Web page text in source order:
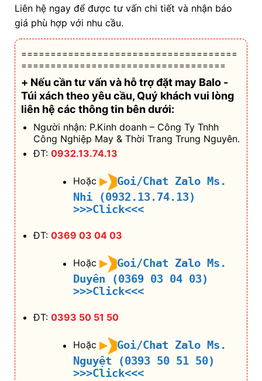
Liên hệ ngay để được tư vấn chi tiết và nhận báo
giá phù hợp với nhu cầu.
=====================================
===================================
+ Nếu cần tư vấn và hỗ trợđặt may Balo -
Túi xách theo yêu cầu, Quý khách vui lòng
liên hệ các thông tin bên dưới:
Người nhận: P.Kinh doanh – Công Ty Tnhh
Công Nghiệp May & Thời Trang Trung Nguyên.
ĐT: 0932.13.74.13
Hoặc
Goi/Chat Zalo Ms.
Nhi (0932.13.74.13)
>>>Click<<<
ĐT: 0369 03 04 03
Hoặc
Goi/Chat Zalo Ms.
Duyên (0369 03 04 03)
>>>Click<<<
ĐT: 0393 50 51 50
Hoặc
Goi/Chat Zalo Ms.
Nguyệt (0393 50 51 50)
>>>Click<<<